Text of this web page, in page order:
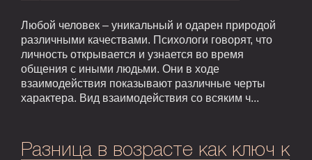
Любой человек – уникальный и одарен природой
различными качествами. Психологи говорят, что
личность открывается и узнается во время
общения с иными людьми. Они в ходе
взаимодействия показывают различные черты
характера. Вид взаимодействия со всяким ч...
Разница в возрасте как ключ к